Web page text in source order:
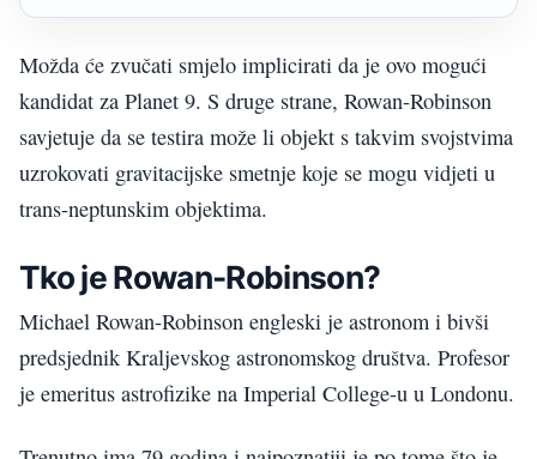
Možda će zvučati smjelo implicirati da je ovo mogući
kandidat za Planet 9. S druge strane, Rowan-Robinson
savjetuje da se testira može li objekt s takvim svojstvima
uzrokovati gravitacijske smetnje koje se mogu vidjeti u
trans-neptunskim objektima.
Tko je Rowan-Robinson?
Michael Rowan-Robinson engleski je astronom i bivši
predsjednik Kraljevskog astronomskog društva. Profesor
je emeritus astrofizike na Imperial College-u u Londonu.